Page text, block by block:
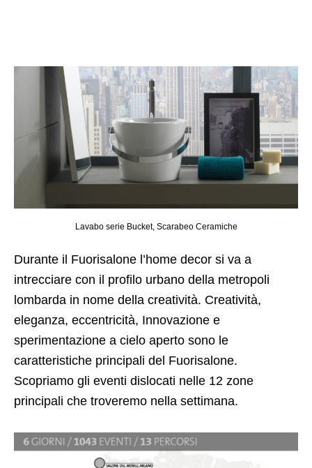
Lavabo serie Bucket, Scarabeo Ceramiche
Durante il Fuorisalone l’home decor si va a
intrecciare con il profilo urbano della metropoli
lombarda in nome della creatività. Creatività,
eleganza, eccentricità, Innovazione e
sperimentazione a cielo aperto sono le
caratteristiche principali del Fuorisalone.
Scopriamo gli eventi dislocati nelle 12 zone
principali che troveremo nella settimana.